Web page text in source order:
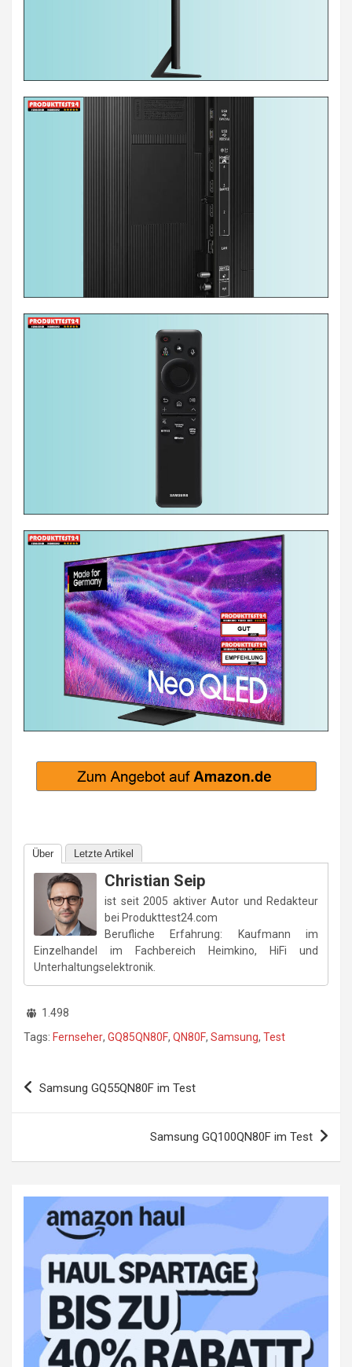
Über Letzte Artikel
Christian Seip
ist seit 2005 aktiver Autor und Redakteur
bei Produkttest24.com
Berufliche Erfahrung: Kaufmann im
Einzelhandel im Fachbereich Heimkino, HiFi und
Unterhaltungselektronik.
1.498
Tags: Fernseher, GQ85QN80F, QN80F, Samsung, Test
Beitragsnavigation
Samsung GQ55QN80F im Test
Samsung GQ100QN80F im Test